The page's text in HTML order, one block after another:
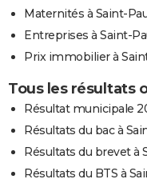
Maternités à Saint-
Entreprises à Saint-
Prix immobilier à
Tous les résultats
Résultat municipale
Résultats du bac à
Résultats du brevet à
Résultats du BTS à